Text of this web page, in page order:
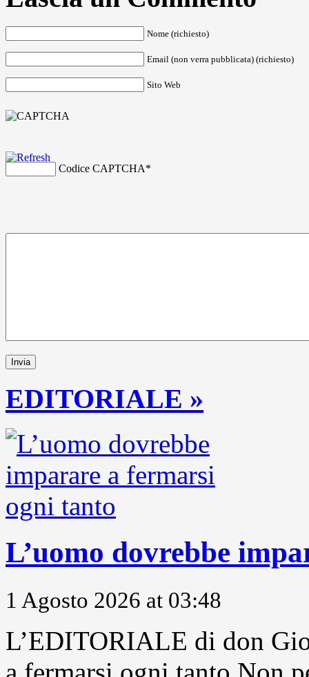
Nome (richiesto)
Email (non verra pubblicata) (richiesto)
Sito Web
Codice CAPTCHA*
EDITORIALE »
L’uomo dovrebbe
1 Agosto 2026 at 03:48
L’EDITORIALE di don